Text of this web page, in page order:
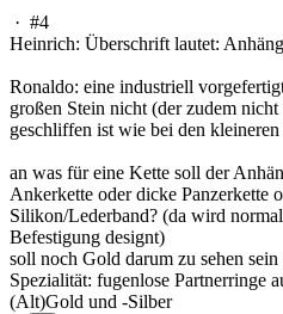
· #4
Heinrich: Überschrift lautet:
Ronaldo: eine industriell
großen Stein nicht (der zudem
geschliffen ist wie bei den
an was für eine Kette soll der
Ankerkette oder dicke Panzerkette
Silikon/Lederband? (da wird
Befestigung designt)
soll noch Gold darum zu sehen
Spezialität: fugenlose Partnerringe
(Alt)Gold und -Silber